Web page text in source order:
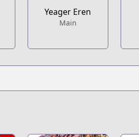
Yeager Eren
Main